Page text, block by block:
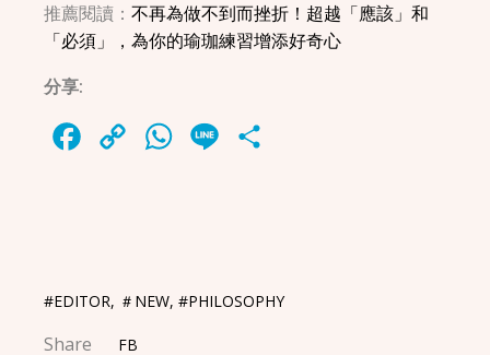
推薦閱讀：不再為做不到而挫折！超越「應該」和
「必須」，為你的瑜珈練習增添好奇心
分享:
Facebook
Copy
WhatsApp
Line
#EDITOR, ＃NEW,#PHILOSOPHY
Share FB